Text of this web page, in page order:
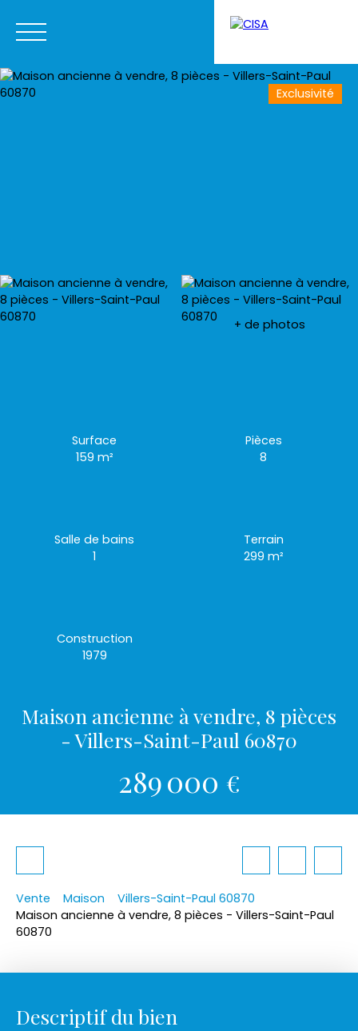
Exclusivité
+ de photos
Surface
159 m²
Pièces
8
Salle de bains
1
Terrain
299 m²
Construction
1979
Maison ancienne à vendre, 8 pièces
- Villers-Saint-Paul 60870
289 000 €
Vente Maison
Villers-Saint-Paul 60870
Maison ancienne à vendre, 8 pièces - Villers-Saint-Paul
60870
Descriptif du bien